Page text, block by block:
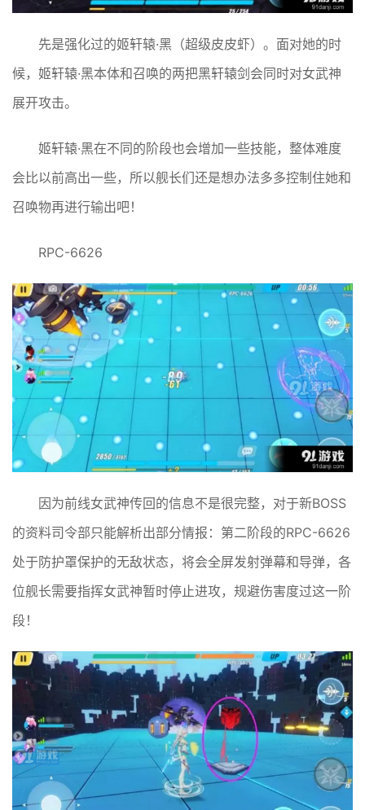
先是强化过的姬轩辕·黑（超级皮皮虾）。面对她的时
候，姬轩辕·黑本体和召唤的两把黑轩辕剑会同时对女武神
展开攻击。
姬轩辕·黑在不同的阶段也会增加一些技能，整体难度
会比以前高出一些，所以舰长们还是想办法多多控制住她和
召唤物再进行输出吧！
RPC-6626
因为前线女武神传回的信息不是很完整，对于新BOSS
的资料司令部只能解析出部分情报：第二阶段的RPC-6626
处于防护罩保护的无敌状态，将会全屏发射弹幕和导弹，各
位舰长需要指挥女武神暂时停止进攻，规避伤害度过这一阶
段！